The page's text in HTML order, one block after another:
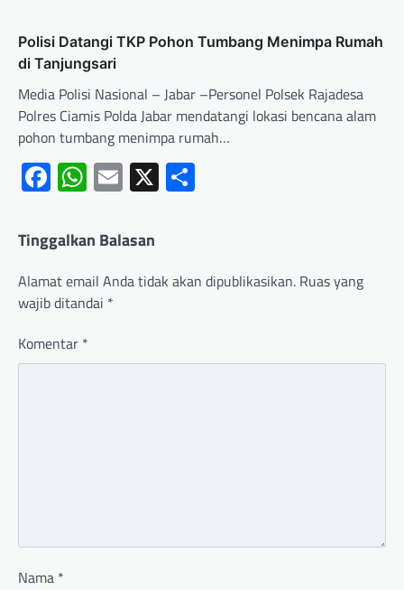
Polisi Datangi TKP Pohon Tumbang Menimpa Rumah
di Tanjungsari
Media Polisi Nasional – Jabar –Personel Polsek Rajadesa
Polres Ciamis Polda Jabar mendatangi lokasi bencana alam
pohon tumbang menimpa rumah…
Facebook
WhatsApp
Email
X
Tinggalkan Balasan
Alamat email Anda tidak akan dipublikasikan. Ruas yang
wajib ditandai *
Komentar *
Nama *